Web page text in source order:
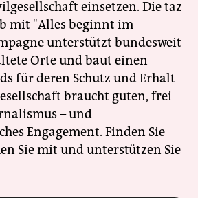
einsetzen. Die taz
mit "Alles beginnt im
unterstützt bundesweit
Orte und baut einen
für deren Schutz und Erhalt
braucht guten, frei
– und
Engagement. Finden Sie
Sie mit und unterstützen Sie